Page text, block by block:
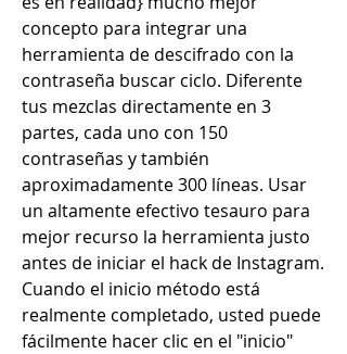
concepto para integrar una
herramienta de descifrado con la
contraseña buscar ciclo. Diferente
tus mezclas directamente en 3
partes, cada uno con 150
contraseñas y también
aproximadamente 300 líneas. Usar
un altamente efectivo tesauro para
mejor recurso la herramienta justo
antes de iniciar el hack de Instagram.
Cuando el inicio método está
realmente completado, usted puede
fácilmente hacer clic en el "inicio"